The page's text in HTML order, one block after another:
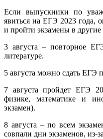
Если выпускники по
явиться на ЕГЭ 2023 года,
и пройти экзамены в другие
3 августа – повторное
литературе.
5 августа можно сдать ЕГЭ
7 августа пройдет ЕГЭ
физике, математике и
экзамен).
8 августа – по всем
совпали дни экзаменов, из-